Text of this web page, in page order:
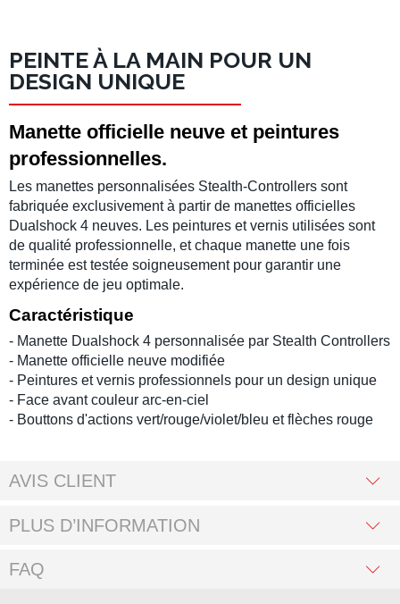
PEINTE À LA MAIN POUR UN
DESIGN UNIQUE
Manette officielle neuve et peintures
professionnelles.
Les manettes personnalisées Stealth-Controllers sont
fabriquée exclusivement à partir de manettes officielles
Dualshock 4 neuves. Les peintures et vernis utilisées sont
de qualité professionnelle, et chaque manette une fois
terminée est testée soigneusement pour garantir une
expérience de jeu optimale.
Caractéristique
- Manette Dualshock 4 personnalisée par Stealth Controllers
- Manette officielle neuve modifiée
- Peintures et vernis professionnels pour un design unique
- Face avant couleur arc-en-ciel
- Bouttons d'actions vert/rouge/violet/bleu et flèches rouge
AVIS CLIENT
PLUS D’INFORMATION
FAQ